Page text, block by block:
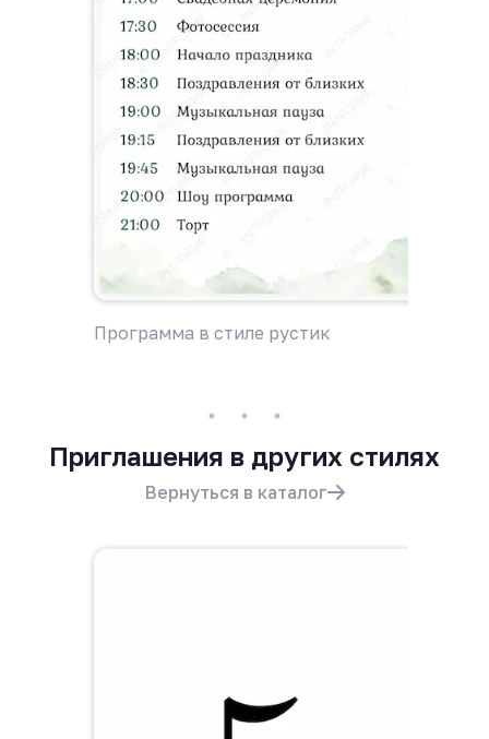
Программа в стиле рустик
Приглашения в других стилях
Вернуться в каталог